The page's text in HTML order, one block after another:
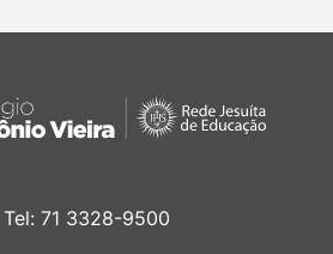
Tel: 71 3328-9500